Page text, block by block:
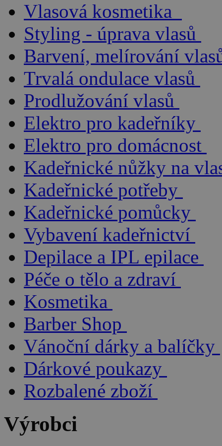
Vlasová kosmetika
Styling - úprava vlasů
Barvení, melírování
Trvalá ondulace vlasů
Prodlužování vlasů
Elektro pro kadeřníky
Elektro pro domácnost
Kadeřnické nůžky na
Kadeřnické potřeby
Kadeřnické pomůcky
Vybavení kadeřnictví
Depilace a IPL epilace
Péče o tělo a zdraví
Kosmetika
Barber Shop
Vánoční dárky a balíčky
Dárkové poukazy
Rozbalené zboží
Výrobci